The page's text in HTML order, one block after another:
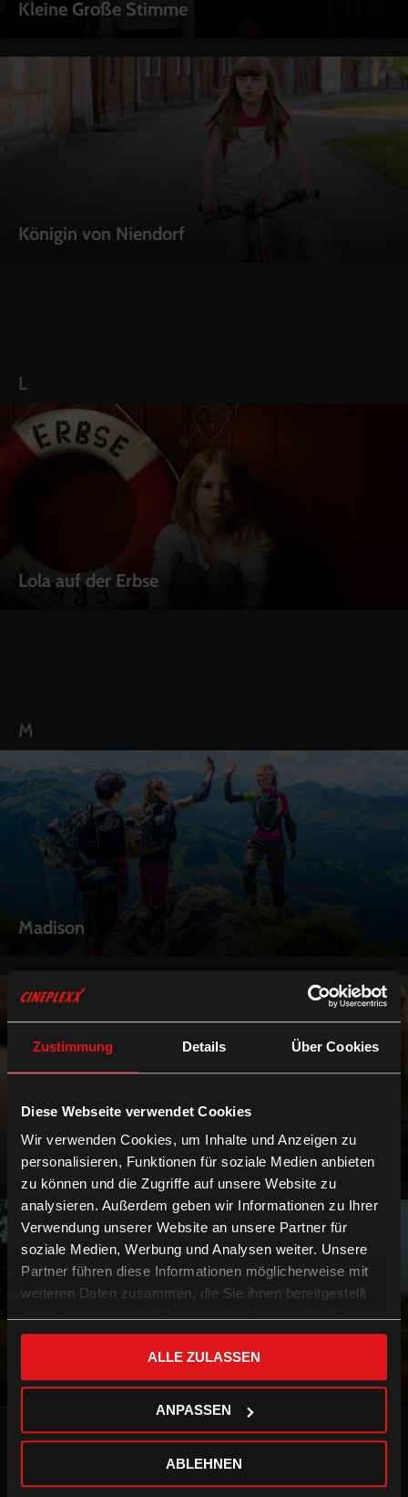
Zustimmung Details Über Cookies
Diese Webseite verwendet Cookies
Wir verwenden Cookies, um Inhalte und Anzeigen zu
personalisieren, Funktionen für soziale Medien anbieten
zu können und die Zugriffe auf unsere Website zu
analysieren. Außerdem geben wir Informationen zu Ihrer
Verwendung unserer Website an unsere Partner für
soziale Medien, Werbung und Analysen weiter. Unsere
Partner führen diese Informationen möglicherweise mit
weiteren Daten zusammen, die Sie ihnen bereitgestellt
gesammelt haben.
ALLE ZULASSEN
ANPASSEN
ABLEHNEN
Kleine Große Stimme
Königin von Niendorf
L
Lola auf der Erbse
M
Madison
Maikäfer flieg
Meine wunderbar seltsame Woche mit Tess